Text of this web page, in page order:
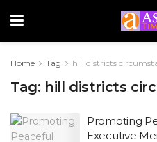
Home Tag hill districts
Tag: hill districts
Promoting
Executive